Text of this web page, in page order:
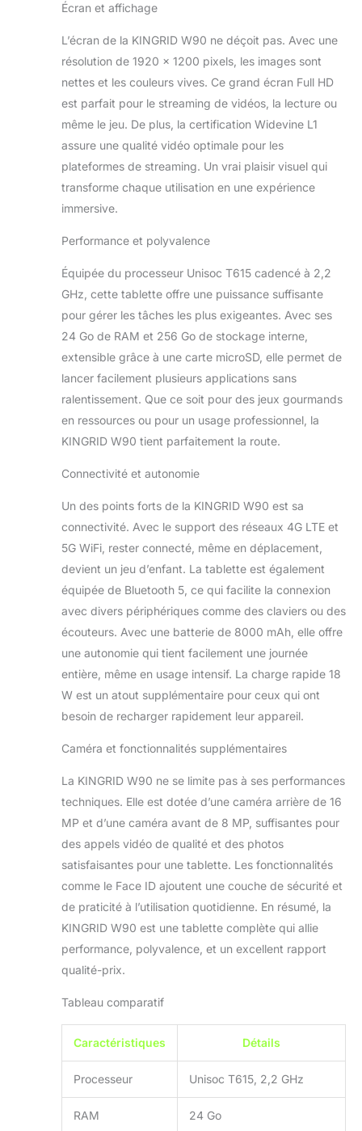
Même dans les zones à
faible signal comme les
sous-sols ou
aéroports, la connexion
reste stable, sans
coupures ni latence.
24GO RAM+256GO
ROM-4TO TF, UNISOC
T615, OCTA-CORE: Le
KINGRID W90 Tablette
Unisoc T615 octa-core,
surpassant la plupart
puces quad-core
T606/T310 sur le
marché.
Fonctionnement plus
fluide, meilleure gestion
de l'énergie, moins de
chauffage et des
performances
graphiques nettement
= 8GO + 16GO virtuel)
extensible jusqu'à 4TO
avec une carte TF –
idéal pour le travail, les
études et les loisirs.
Profitez d'un espace de
stockage généreux
pour plus de
15+GEMINI AI= MISE À
NIVEAU
INTELLIGENTE: La
Tablette 11 Pouces
d'Android 15 et de
Google Gemini AI, offre
une expérience
intelligente renouvelée !
de manière plus fluide
et efficace, le multitâche
est ultra-rapide, et le
nouveau centre de
la sécurité des données
et la protection de la vie
privée. L'assistant
Google Gemini AI
des documents – pour
un travail et des loisirs
plus productifs. 11''
FHD+ & Widevine L1: Le
KINGRID W90 Tablette
Écran et affichage
L’écran de la KINGRID W90 ne déçoit pas. Avec une
résolution de 1920 x 1200 pixels, les images sont
nettes et les couleurs vives. Ce grand écran Full HD
est parfait pour le streaming de vidéos, la lecture ou
même le jeu. De plus, la certification Widevine L1
assure une qualité vidéo optimale pour les
plateformes de streaming. Un vrai plaisir visuel qui
transforme chaque utilisation en une expérience
immersive.
Performance et polyvalence
Équipée du processeur Unisoc T615 cadencé à 2,2
GHz, cette tablette offre une puissance suffisante
pour gérer les tâches les plus exigeantes. Avec ses
24 Go de RAM et 256 Go de stockage interne,
extensible grâce à une carte microSD, elle permet de
lancer facilement plusieurs applications sans
ralentissement. Que ce soit pour des jeux gourmands
en ressources ou pour un usage professionnel, la
KINGRID W90 tient parfaitement la route.
Connectivité et autonomie
Un des points forts de la KINGRID W90 est sa
connectivité. Avec le support des réseaux 4G LTE et
5G WiFi, rester connecté, même en déplacement,
devient un jeu d’enfant. La tablette est également
équipée de Bluetooth 5, ce qui facilite la connexion
avec divers périphériques comme des claviers ou des
écouteurs. Avec une batterie de 8000 mAh, elle offre
une autonomie qui tient facilement une journée
entière, même en usage intensif. La charge rapide 18
W est un atout supplémentaire pour ceux qui ont
besoin de recharger rapidement leur appareil.
Caméra et fonctionnalités supplémentaires
La KINGRID W90 ne se limite pas à ses performances
techniques. Elle est dotée d’une caméra arrière de 16
MP et d’une caméra avant de 8 MP, suffisantes pour
des appels vidéo de qualité et des photos
satisfaisantes pour une tablette. Les fonctionnalités
comme le Face ID ajoutent une couche de sécurité et
de praticité à l’utilisation quotidienne. En résumé, la
KINGRID W90 est une tablette complète qui allie
performance, polyvalence, et un excellent rapport
qualité-prix.
Tableau comparatif
Caractéristiques Détails
Processeur Unisoc T615, 2,2 GHz
RAM 24 Go